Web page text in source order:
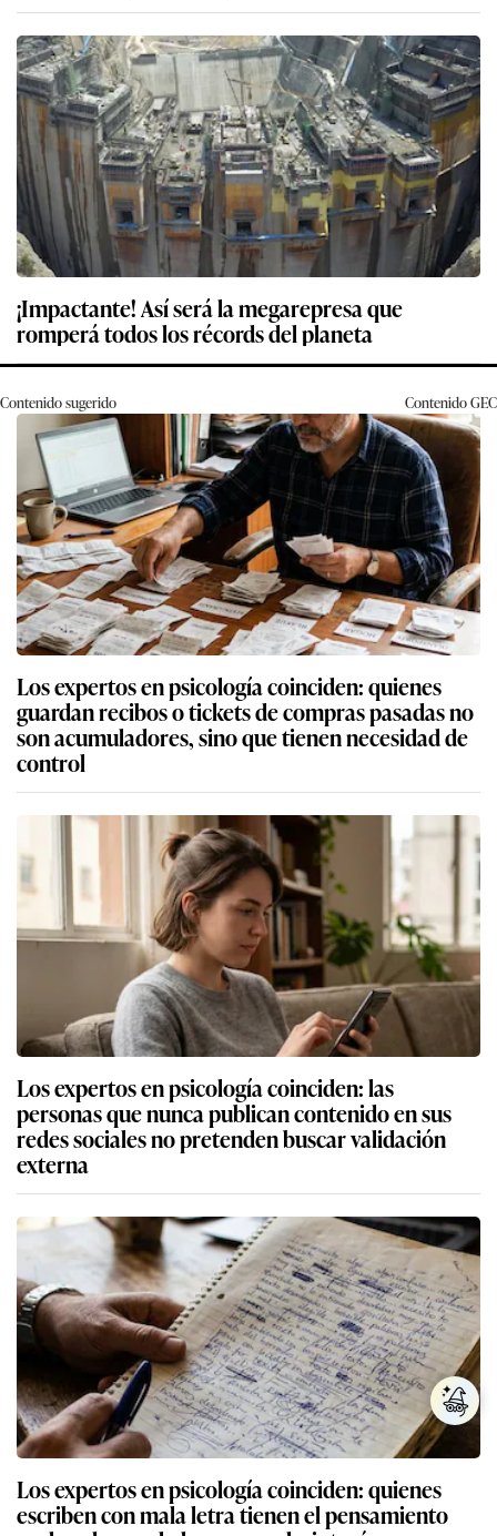
¡Impactante! Así será la megarepresa que
romperá todos los récords del planeta
Contenido sugerido ContenidoGEC
Los expertos en psicología coinciden: quienes
guardan recibos o tickets de compras pasadas no
son acumuladores, sino que tienen necesidad de
control
Los expertos en psicología coinciden: las
personas que nunca publican contenido en sus
redes sociales no pretenden buscar validación
externa
Los expertos en psicología coinciden: quienes
escriben con mala letra tienen el pensamiento